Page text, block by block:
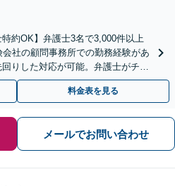
約OK】弁護士3名で3,000件以上
社の顧問事務所での勤務経験があ
りした対応が可能。弁護士がチー
障害等に対応。
料金表を見る
メールでお問い合わせ